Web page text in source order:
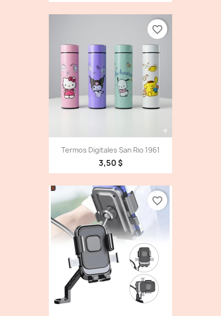
Termos Digitales San Rio 1961
3,50 $
favorite_border
favorite_border